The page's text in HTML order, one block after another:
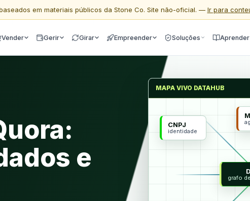
em materiais públicos da Stone Co. Site não-oficial. — Ir para
Vender Gerir Girar Empreender Soluções Aprender
e
MAPA VIVO DATAHUB
CNPJ
identidade
grafo